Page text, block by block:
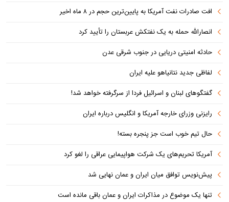
افت صادرات نفت آمریکا به پایین‌ترین حجم در ۸ ماه اخیر
انصارالله حمله به یک نفتکش عربستان را تأیید کرد
حادثه امنیتی دریایی در جنوب شرقی عدن
لفاظی جدید نتانیاهو علیه ایران
گفتگوهای لبنان و اسرائیل فردا از سرگرفته خواهد شد!
رایزنی وزرای خارجه آمریکا و انگلیس درباره ایران
حال تیم خوب است جز پنجره بسته!
آمریکا تحریم‌های یک شرکت هواپیمایی عراقی را لغو کرد
پیش‌نویس توافق میان ایران و عمان نهایی شد
تنها یک موضوع در مذاکرات ایران و عمان باقی مانده است